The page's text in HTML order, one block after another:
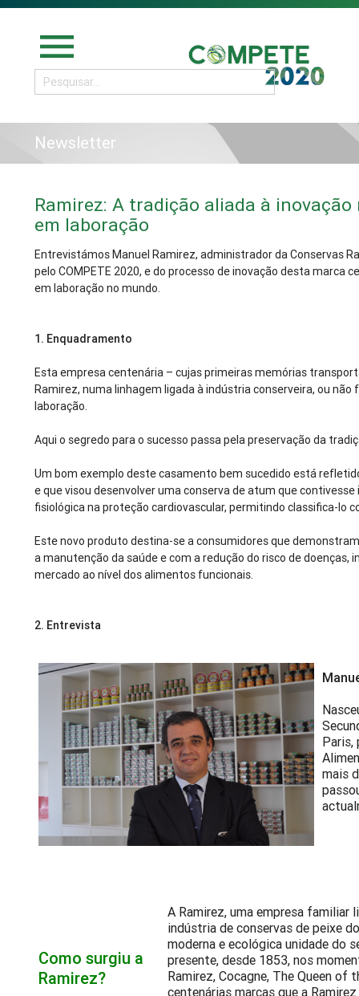
menu
Newsletter
Ramirez: A tradição aliada à
em laboração
Entrevistámos Manuel Ramirez, administrador da Conservas
pelo COMPETE 2020, e do processo de inovação desta marca
em laboração no mundo.
1. Enquadramento
Esta empresa centenária – cujas primeiras memórias
Ramirez, numa linhagem ligada à indústria conserveira, ou
laboração.
Aqui o segredo para o sucesso passa pela preservação da
Um bom exemplo deste casamento bem sucedido está
e que visou desenvolver uma conserva de atum que
fisiológica na proteção cardiovascular, permitindo classifica-lo
Este novo produto destina-se a consumidores que
a manutenção da saúde e com a redução do risco de
mercado ao nível dos alimentos funcionais.
2. Entrevista
Paris,
mais
Como surgiu a
Ramirez?
A Ramirez, uma empresa familiar
indústria de conservas de peixe
moderna e ecológica unidade do
presente, desde 1853, nos
Ramirez, Cocagne, The Queen of
centenárias marcas que a